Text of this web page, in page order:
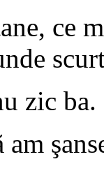
ce
zic ba.